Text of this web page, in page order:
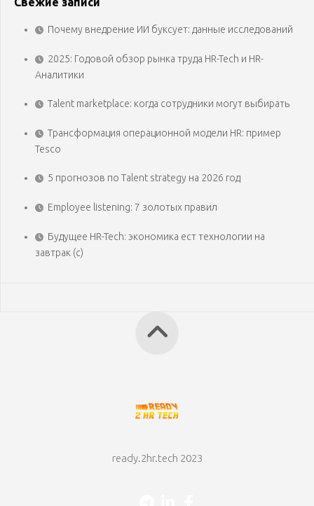
Почему внедрение ИИ буксует: данные исследований
2025: Годовой обзор рынка труда HR-Tech и HR-
Аналитики
Talent marketplace: когда сотрудники могут выбирать
Трансформация операционной модели HR: пример
Tesco
5 прогнозов по Talent strategy на 2026 год
Employee listening: 7 золотых правил
Будущее HR-Tech: экономика ест технологии на
завтрак (с)
ready.2hr.tech 2023